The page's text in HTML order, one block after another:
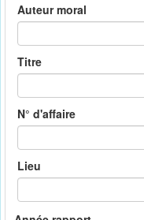
Auteur moral
Titre
N° d'affaire
Lieu